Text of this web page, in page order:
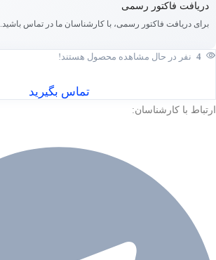
دریافت فاکتور رسمی
برای دریافت فاکتور رسمی، با کارشناسان ما در تماس باشید.
4 نفر در حال مشاهده محصول هستند!
تماس بگیرید
ارتباط با کارشناسان: